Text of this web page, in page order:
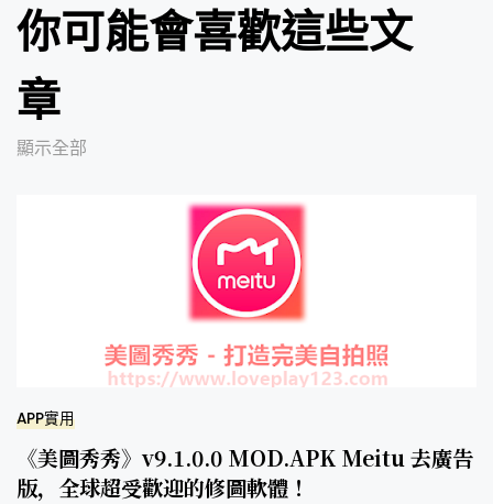
你可能會喜歡這些文
章
顯示全部
APP實用
《美圖秀秀》v9.1.0.0 MOD.APK Meitu 去廣告
版，全球超受歡迎的修圖軟體！